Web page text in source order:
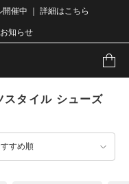
催中 ｜ 詳細はこちら
知らせ
スタイル シューズ
すめ順